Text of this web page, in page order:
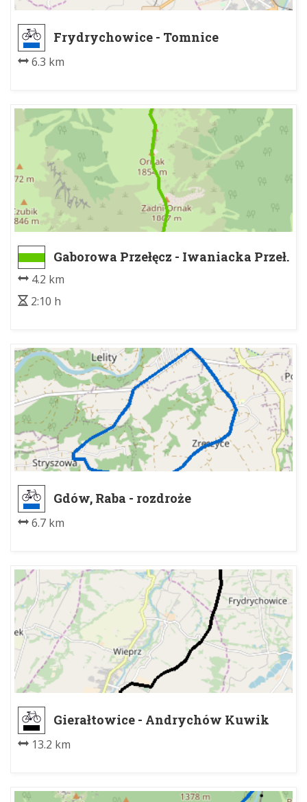
Frydrychowice - Tomnice
6.3 km
Gaborowa Przełęcz - Iwaniacka Przeł.
4.2 km
2:10 h
Gdów, Raba - rozdroże
6.7 km
Gierałtowice - Andrychów Kuwik
13.2 km